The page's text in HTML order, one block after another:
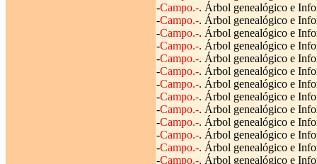
-Campo.-. Árbol genealógico e
-Campo.-. Árbol genealógico e
-Campo.-. Árbol genealógico e
-Campo.-. Árbol genealógico e
-Campo.-. Árbol genealógico e
-Campo.-. Árbol genealógico e
-Campo.-. Árbol genealógico e
-Campo.-. Árbol genealógico e
-Campo.-. Árbol genealógico e
-Campo.-. Árbol genealógico e
-Campo.-. Árbol genealógico e
-Campo.-. Árbol genealógico e
-Campo.-. Árbol genealógico e